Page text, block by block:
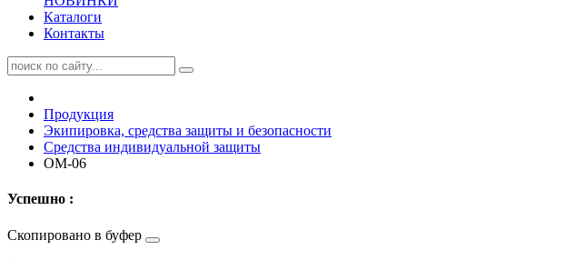
Каталоги
Контакты
Продукция
Экипировка, средства защиты и безопасности
Средства индивидуальной защиты
ОМ-06
Успешно :
Скопировано в буфер